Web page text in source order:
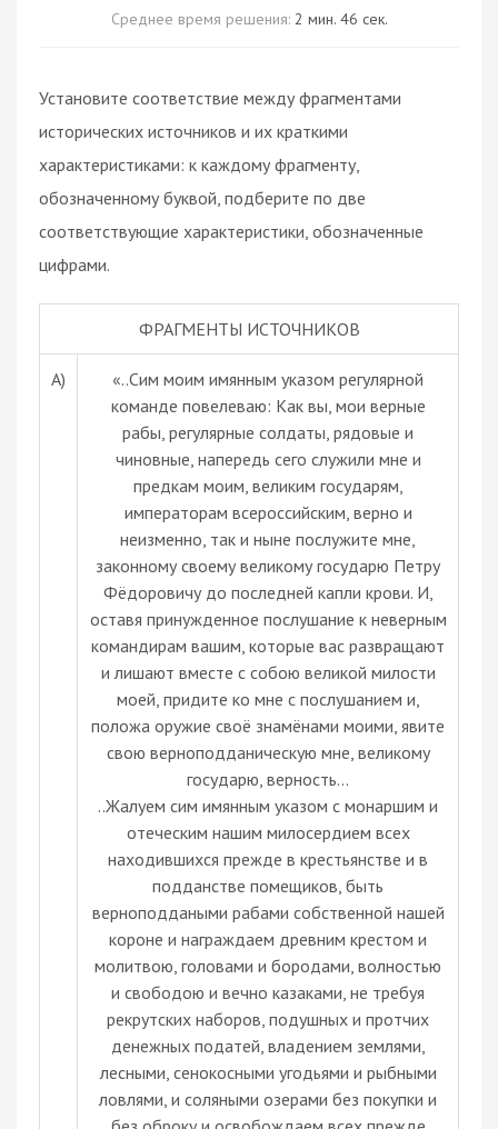
Среднее время решения: 2 мин. 46 сек.
Установите соответствие между фрагментами
исторических источников и их краткими
характеристиками: к каждому фрагменту,
обозначенному буквой, подберите по две
соответствующие характеристики, обозначенные
цифрами.
ФРАГМЕНТЫ ИСТОЧНИКОВ
А)
«..Сим моим имянным указом регулярной
команде повелеваю: Как вы, мои верные
рабы, регулярные солдаты, рядовые и
чиновные, напередь сего служили мне и
предкам моим, великим государям,
императорам всероссийским, верно и
неизменно, так и ныне послужите мне,
законному своему великому государю Петру
Фёдоровичу до последней капли крови. И,
оставя принужденное послушание к неверным
командирам вашим, которые вас развращают
и лишают вместе с собою великой милости
моей, придите ко мне с послушанием и,
положа оружие своё знамёнами моими, явите
свою верноподданическую мне, великому
государю, верность...
..Жалуем сим имянным указом с монаршим и
отеческим нашим милосердием всех
находившихся прежде в крестьянстве и в
подданстве помещиков, быть
верноподдаными рабами собственной нашей
короне и награждаем древним крестом и
молитвою, головами и бородами, волностью
и свободою и вечно казаками, не требуя
рекрутских наборов, подушных и протчих
денежных податей, владением землями,
лесными, сенокосными угодьями и рыбными
ловлями, и соляными озерами без покупки и